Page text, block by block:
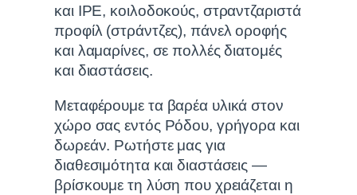
και IPE, κοιλοδοκούς, στραντζαριστά
προφίλ (στράντζες), πάνελ οροφής
και λαμαρίνες, σε πολλές διατομές
και διαστάσεις.
Μεταφέρουμε τα βαρέα υλικά στον
χώρο σας εντός Ρόδου, γρήγορα και
δωρεάν. Ρωτήστε μας για
διαθεσιμότητα και διαστάσεις —
βρίσκουμε τη λύση που χρειάζεται η